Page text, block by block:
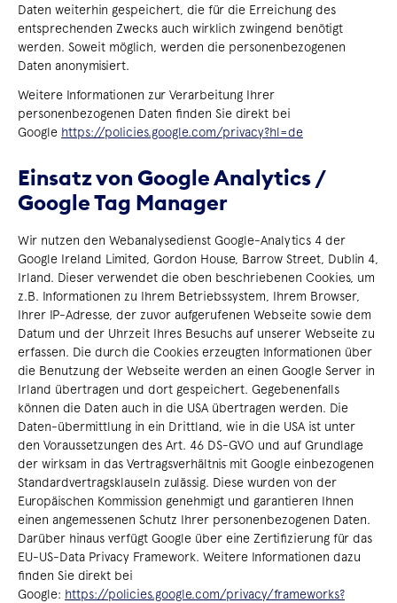
Daten weiterhin gespeichert, die für die Erreichung des
entsprechenden Zwecks auch wirklich zwingend benötigt
werden. Soweit möglich, werden die personenbezogenen
Daten anonymisiert.
Weitere Informationen zur Verarbeitung Ihrer
personenbezogenen Daten finden Sie direkt bei
Google https://policies.google.com/privacy?hl=de
Einsatz von Google Analytics /
Google Tag Manager
Wir nutzen den Webanalysedienst Google-Analytics 4 der
Google Ireland Limited, Gordon House, Barrow Street, Dublin 4,
Irland. Dieser verwendet die oben beschriebenen Cookies, um
z.B. Informationen zu Ihrem Betriebssystem, Ihrem Browser,
Ihrer IP-Adresse, der zuvor aufgerufenen Webseite sowie dem
Datum und der Uhrzeit Ihres Besuchs auf unserer Webseite zu
erfassen. Die durch die Cookies erzeugten Informationen über
die Benutzung der Webseite werden an einen Google Server in
Irland übertragen und dort gespeichert. Gegebenenfalls
können die Daten auch in die USA übertragen werden. Die
Daten-übermittlung in ein Drittland, wie in die USA ist unter
den Voraussetzungen des Art. 46 DS-GVO und auf Grundlage
der wirksam in das Vertragsverhältnis mit Google einbezogenen
Standardvertragsklauseln zulässig. Diese wurden von der
Europäischen Kommission genehmigt und garantieren Ihnen
einen angemessenen Schutz Ihrer personenbezogenen Daten.
Darüber hinaus verfügt Google über eine Zertifizierung für das
EU-US-Data Privacy Framework. Weitere Informationen dazu
finden Sie direkt bei
Google: https://policies.google.com/privacy/frameworks?